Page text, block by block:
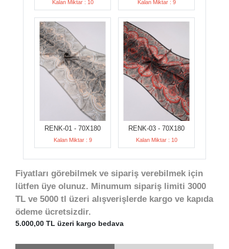
Kalan Miktar : 10 Kalan Miktar : 9
RENK-01 - 70X180
Kalan Miktar : 9
RENK-03 - 70X180
Kalan Miktar : 10
Fiyatları görebilmek ve sipariş verebilmek için
lütfen üye olunuz. Minumum sipariş limiti 3000
TL ve 5000 tl üzeri alışverişlerde kargo ve kapıda
ödeme ücretsizdir.
5.000,00 TL üzeri kargo bedava